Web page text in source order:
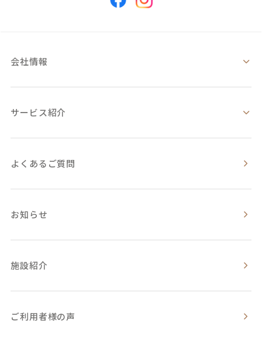
会社情報
サービス紹介
よくあるご質問
お知らせ
施設紹介
ご利用者様の声